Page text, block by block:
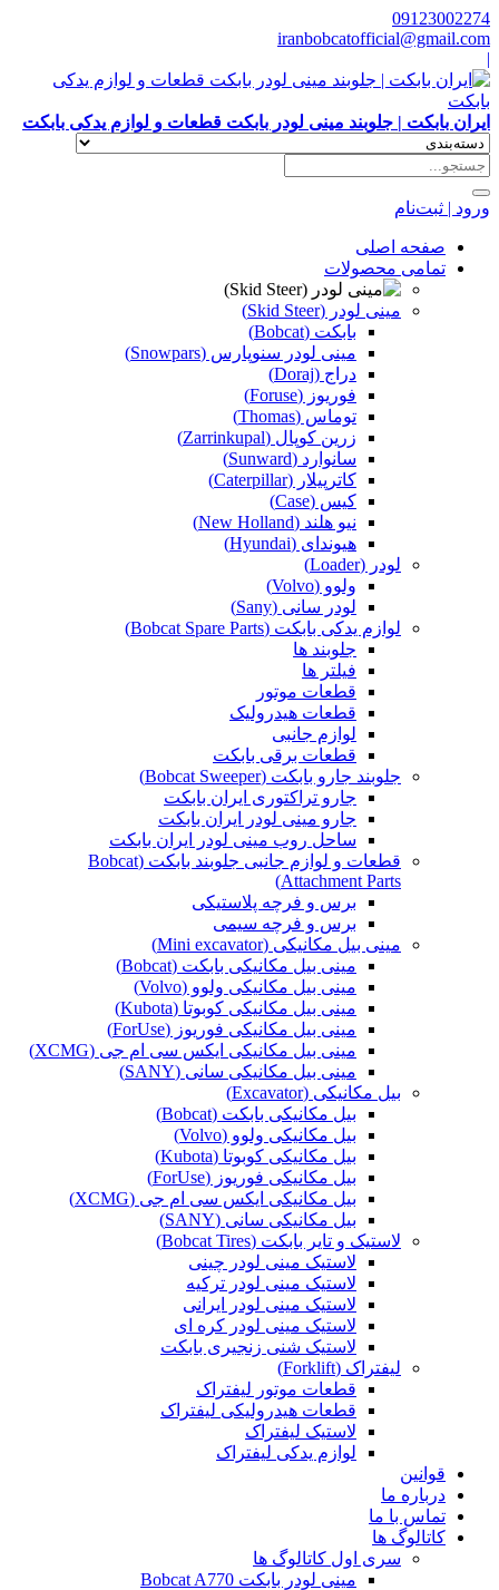
09123002274
iranbobcatofficial@gmail.com
|
ایران بابکت | جلوبند مینی لودر بابکت قطعات و لوازم یدکی بابکت
ورود | ثبت‌نام
صفحه اصلی
تمامی محصولات
مینی لودر (Skid Steer)
بابکت (Bobcat)
مینی لودر سنوپارس (Snowpars)
دراج (Doraj)
فوریوز (Foruse)
توماس (Thomas)
زرین کوپال (Zarrinkupal)
سانوارد (Sunward)
کاترپیلار (Caterpillar)
کیس (Case)
نیو هلند (New Holland)
هیوندای (Hyundai)
لودر (Loader)
ولوو (Volvo)
لودر سانی (Sany)
لوازم یدکی بابکت (Bobcat Spare Parts)
جلوبند ها
فیلتر ها
قطعات موتور
قطعات هیدرولیک
لوازم جانبی
قطعات برقی بابکت
جلوبند جارو بابکت (Bobcat Sweeper)
جارو تراکتوری ایران بابکت
جارو مینی لودر ایران بابکت
ساحل روب مینی لودر ایران بابکت
قطعات و لوازم جانبی جلوبند بابکت (Bobcat
Attachment Parts)
برس و فرچه پلاستیکی
برس و فرچه سیمی
مینی بیل مکانیکی (Mini excavator)
مینی بیل مکانیکی بابکت (Bobcat)
مینی بیل مکانیکی ولوو (Volvo)
مینی بیل مکانیکی کوبوتا (Kubota)
مینی بیل مکانیکی فوریوز (ForUse)
مینی بیل مکانیکی ایکس سی ام جی (XCMG)
مینی بیل مکانیکی سانی (SANY)
بیل مکانیکی (Excavator)
بیل مکانیکی بابکت (Bobcat)
بیل مکانیکی ولوو (Volvo)
بیل مکانیکی کوبوتا (Kubota)
بیل مکانیکی فوریوز (ForUse)
بیل مکانیکی ایکس سی ام جی (XCMG)
بیل مکانیکی سانی (SANY)
لاستیک و تایر بابکت (Bobcat Tires)
لاستیک مینی لودر چینی
لاستیک مینی لودر ترکیه
لاستیک مینی لودر ایرانی
لاستیک مینی لودر کره ای
لاستیک شنی زنجیری بابکت
لیفتراک (Forklift)
قطعات موتور لیفتراک
قطعات هیدرولیکی لیفتراک
لاستیک لیفتراک
لوازم یدکی لیفتراک
قوانین
درباره ما
تماس با ما
کاتالوگ ها
سری اول کاتالوگ ها
مینی لودر بابکت Bobcat A770